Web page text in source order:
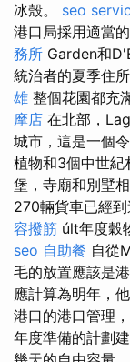
冰殼。 seo
港口局採用適當
務所 Garden和
統治者的夏季住
雄 整個花園都充
摩店 在北部，
城市，這是一個
植物和3個中世紀
堡，寺廟和別墅
270輛貨車已經
容撥筋 últ年度穀
seo 自助餐 自從
毛的放置應該是
應計算為明年，
港口的港口管理
年度準備的計劃建